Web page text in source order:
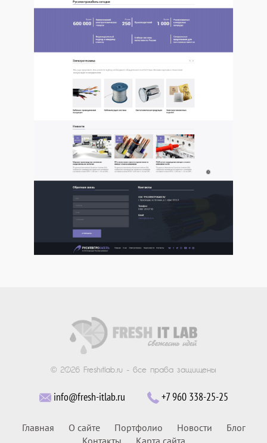
© 2026 Freshitlab.ru - все права защищены
info@fresh-itlab.ru +7 960 338-25-25
Главная О сайте Портфолио Новости
Блог